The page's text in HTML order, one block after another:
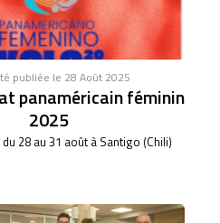
publiée le 28 Août 2025
panaméricain féminin
2025
28 au 31 août à Santigo (Chili)